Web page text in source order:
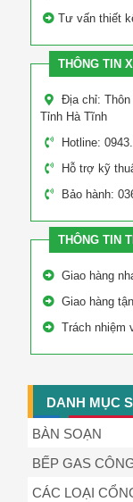
Tư vấn thiết
THÔNG TIN
Địa chỉ: Thôn
Tỉnh Hà Tĩnh
Hotline:
Hỗ trợ kỹ
Bảo hành:
THÔNG TIN
Giao hàng
Giao hàng
Trách nhiệm
DANH MỤC
BÀN SOẠN
BẾP GAS
CÁC LOẠI